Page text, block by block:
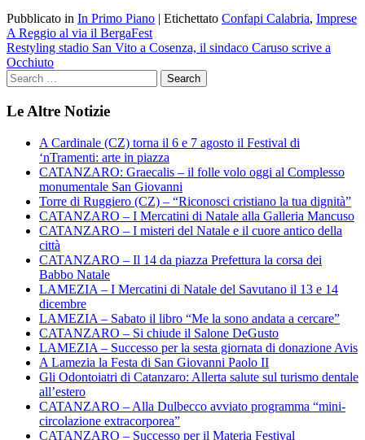
Pubblicato in In Primo Piano | Etichettato Confapi Calabria, Imprese
Navigazione
articoli
A Reggio al via il BergaFest
Restyling stadio San Vito a Cosenza, il sindaco Caruso scrive a
Occhiuto
Le Altre Notizie
A Cardinale (CZ) torna il 6 e 7 agosto il Festival di
‘nTramenti: arte in piazza
CATANZARO: Graecalis – il folle volo oggi al Complesso
monumentale San Giovanni
Torre di Ruggiero (CZ) – “Riconosci cristiano la tua dignità”
CATANZARO – I Mercatini di Natale alla Galleria Mancuso
CATANZARO – I misteri del Natale e il cuore antico della
città
CATANZARO – Il 14 da piazza Prefettura la corsa dei
Babbo Natale
LAMEZIA – I Mercatini di Natale del Savutano il 13 e 14
dicembre
LAMEZIA – Sabato il libro “Me la sono andata a cercare”
CATANZARO – Si chiude il Salone DeGusto
LAMEZIA – Successo per la sesta giornata di donazione Avis
A Lamezia la Festa di San Giovanni Paolo II
Gli Odontoiatri di Catanzaro: Allerta salute sul turismo dentale
all’estero
CATANZARO – Alla Dulbecco avviato programma “mini-
circolazione extracorporea”
CATANZARO – Successo per il Materia Festival